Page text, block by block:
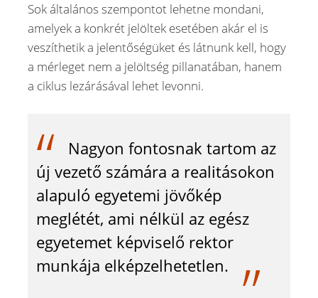
Sok általános szempontot lehetne mondani,
amelyek a konkrét jelöltek esetében akár el is
veszíthetik a jelentőségüket és látnunk kell, hogy
a mérleget nem a jelöltség pillanatában, hanem
a ciklus lezárásával lehet levonni.
Nagyon fontosnak tartom az
új vezető számára a realitásokon
alapuló egyetemi jövőkép
meglétét, ami nélkül az egész
egyetemet képviselő rektor
munkája elképzelhetetlen.